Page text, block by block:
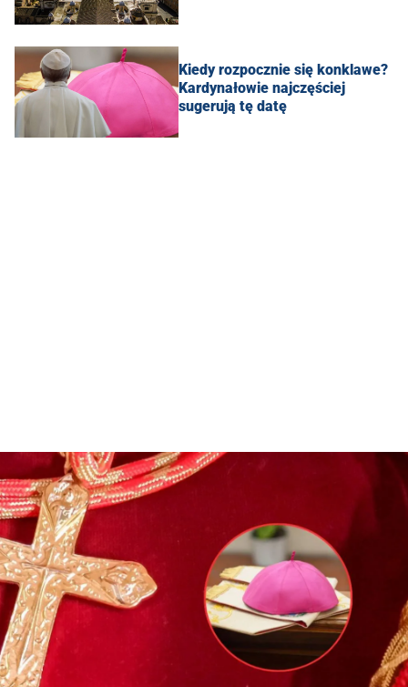
Kiedy rozpocznie się konklawe?
Kardynałowie najczęściej
sugerują tę datę